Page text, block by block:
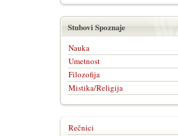
Stubovi Spoznaje
Nauka
Umetnost
Filozofija
Mistika/Religija
Rečnici